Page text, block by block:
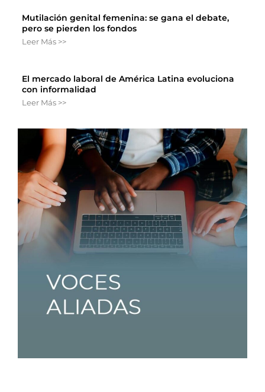
Mutilación genital femenina: se gana el debate,
pero se pierden los fondos
Leer Más >>
El mercado laboral de América Latina evoluciona
con informalidad
Leer Más >>